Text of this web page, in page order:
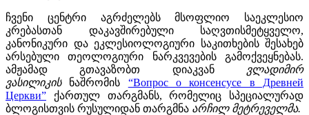
ჩვენი ცენტრი აგრძელებს მსოფლიო საეკლესიო
კრებასთან დაკავშირებული საღვთისმეტყველო,
კანონიკური და ეკლესიოლოგიური საკითხების შესახებ
არსებული თეოლოგიური ნარკვევების გამოქვეყნებას.
ამჟამად გთავაზობთ დიაკვან ვლადიმირ
ვასილიკის ნაშრომის “Вопрос о консенсусе в Древней
Церкви” ქართულ თარგმანს, რომელიც სპეციალურად
ბლოგისთვის რუსულიდან თარგმნა არჩილ მეტრეველმა.